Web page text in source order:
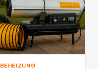
BEHEIZUNG